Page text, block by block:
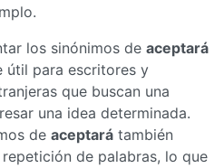
los sinónimos de aceptará
útil para escritores y
que buscan una
una idea determinada.
de aceptará también
de palabras, lo que